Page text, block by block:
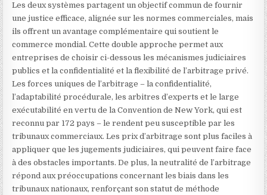
Les deux systèmes partagent un objectif commun de fournir
une justice efficace, alignée sur les normes commerciales, mais
ils offrent un avantage complémentaire qui soutient le
commerce mondial. Cette double approche permet aux
entreprises de choisir ci-dessous les mécanismes judiciaires
publics et la confidentialité et la flexibilité de l’arbitrage privé.
Les forces uniques de l’arbitrage – la confidentialité,
l’adaptabilité procédurale, les arbitres d’experts et le large
exécutabilité en vertu de la Convention de New York, qui est
reconnu par 172 pays – le rendent peu susceptible par les
tribunaux commerciaux. Les prix d’arbitrage sont plus faciles à
appliquer que les jugements judiciaires, qui peuvent faire face
à des obstacles importants. De plus, la neutralité de l’arbitrage
répond aux préoccupations concernant les biais dans les
tribunaux nationaux, renforçant son statut de méthode